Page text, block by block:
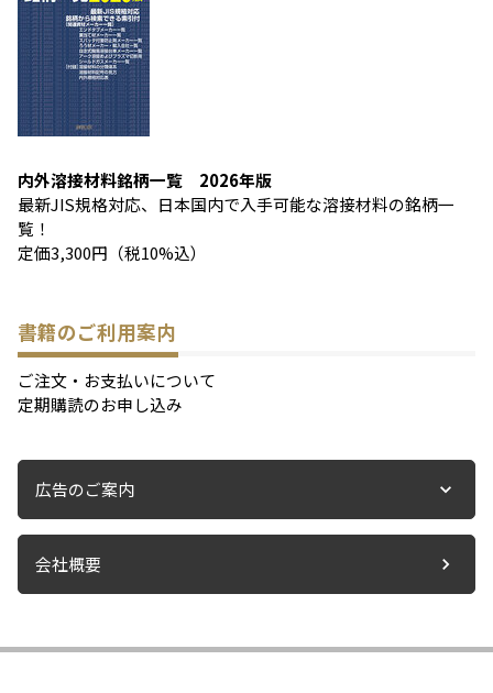
内外溶接材料銘柄一覧 2026年版
最新JIS規格対応、日本国内で入手可能な溶接材料の銘柄一
覧！
定価3,300円（税10%込）
書籍のご利用案内
ご注文・お支払いについて
定期購読のお申し込み
広告のご案内
会社概要